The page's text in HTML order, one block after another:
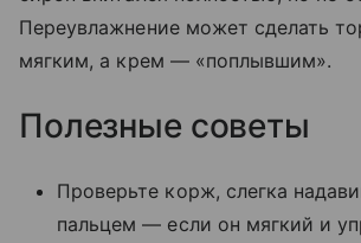
Переувлажнение может сделать
мягким, а крем — «поплывшим».
Полезные советы
Проверьте корж, слегка
пальцем — если он мягкий и